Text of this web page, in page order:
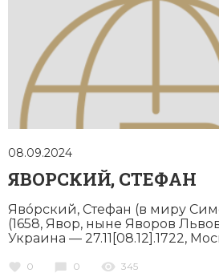
08.09.2024
ЯВОРСКИЙ, СТЕФАН
Явóрский, Стефан (в миру
(1658, Явор, ныне Яворов
Украина — 27.11[08.12].1722,
0 0 345